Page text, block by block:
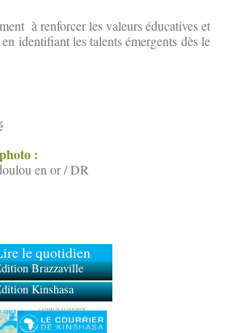
à renforcer les valeurs éducatives et
identifiant les talents émergents dès le
:
en or / DR
le quotidien
Brazzaville
Kinshasa